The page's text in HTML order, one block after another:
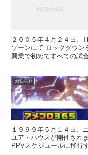
２００５年４月２４日、
ゾーンにて ロックダウン
興業で初めてすべての試
お知らせ
１９９９年５月１４日、
ユア・ハウスが開催され
PPVスケジュールに移行